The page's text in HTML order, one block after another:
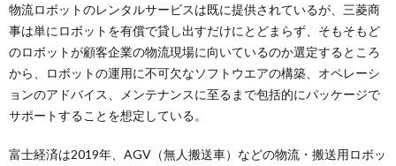
物流ロボットのレンタルサービスは既に提供されているが、三菱商
事は単にロボットを有償で貸し出すだけにとどまらず、そもそもど
のロボットが顧客企業の物流現場に向いているのか選定するところ
から、ロボットの運用に不可欠なソフトウエアの構築、オペレーシ
ョンのアドバイス、メンテナンスに至るまで包括的にパッケージで
サポートすることを想定している。
富士経済は2019年、AGV（無人搬送車）などの物流・搬送用ロボッ